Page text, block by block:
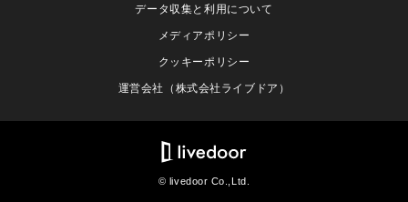
データ収集と利用について
メディアポリシー
クッキーポリシー
運営会社（株式会社ライブドア）
© livedoor Co.,Ltd.